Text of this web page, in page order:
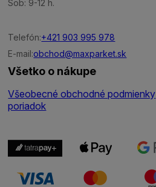
Sob: 9-12 h.
Telefón:+421 903 995 978
E-mail:obchod@maxparket.sk
Všetko o nákupe
Všeobecné obchodné podmienky
poriadok